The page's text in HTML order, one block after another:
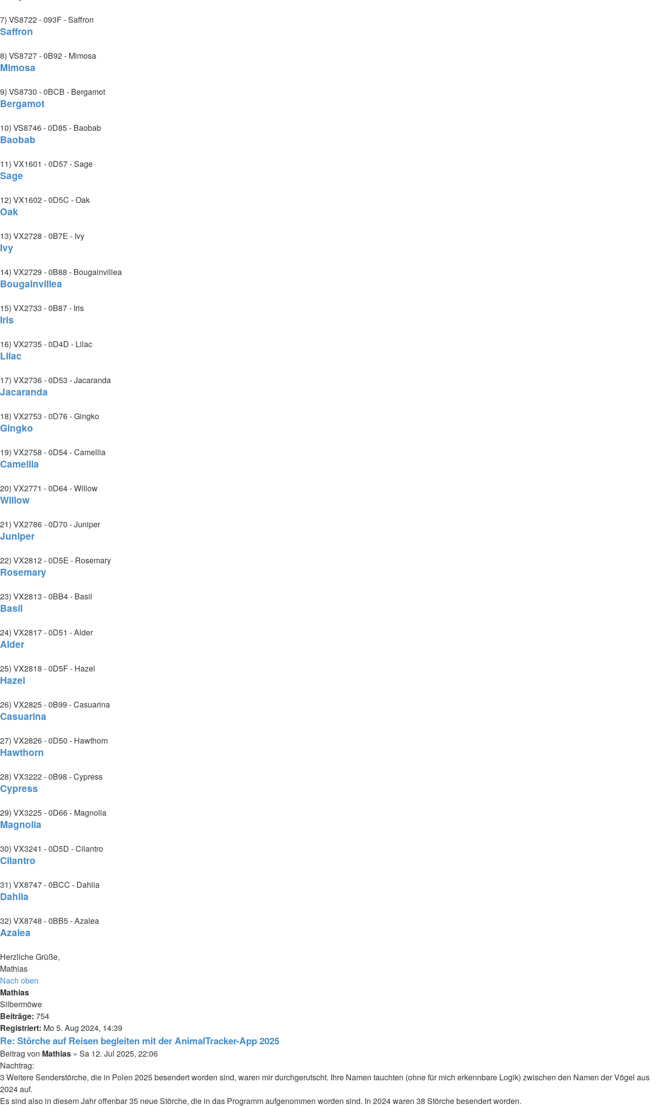
7) VS8722 - 093F - Saffron
Saffron
8) VS8727 - 0B92 - Mimosa
Mimosa
9) VS8730 - 0BCB - Bergamot
Bergamot
10) VS8746 - 0D85 - Baobab
Baobab
11) VX1601 - 0D57 - Sage
Sage
12) VX1602 - 0D5C - Oak
Oak
13) VX2728 - 0B7E - Ivy
Ivy
14) VX2729 - 0B88 - Bougainvillea
Bougainvillea
15) VX2733 - 0B87 - Iris
Iris
16) VX2735 - 0D4D - Lilac
Lilac
17) VX2736 - 0D53 - Jacaranda
Jacaranda
18) VX2753 - 0D76 - Gingko
Gingko
19) VX2758 - 0D54 - Camellia
Camellia
20) VX2771 - 0D64 - Willow
Willow
21) VX2786 - 0D70 - Juniper
Juniper
22) VX2812 - 0D5E - Rosemary
Rosemary
23) VX2813 - 0BB4 - Basil
Basil
24) VX2817 - 0D51 - Alder
Alder
25) VX2818 - 0D5F - Hazel
Hazel
26) VX2825 - 0B99 - Casuarina
Casuarina
27) VX2826 - 0D50 - Hawthorn
Hawthorn
28) VX3222 - 0B98 - Cypress
Cypress
29) VX3225 - 0D66 - Magnolia
Magnolia
30) VX3241 - 0D5D - Cilantro
Cilantro
31) VX8747 - 0BCC - Dahlia
Dahlia
32) VX8748 - 0BB5 - Azalea
Azalea
Herzliche Grüße,
Mathias
Nach oben
Mathias
Silbermöwe
Beiträge: 754
Registriert: Mo 5. Aug 2024, 14:39
Re: Störche auf Reisen begleiten mit der AnimalTracker-App 2025
Beitrag von Mathias » Sa 12. Jul 2025, 22:06
Nachtrag:
3 Weitere Senderstörche, die in Polen 2025 besendert worden sind, waren mir durchgerutscht. Ihre Namen tauchten (ohne für mich erkennbare Logik) zwischen den Namen der Vögel aus
2024 auf.
Es sind also in diesem Jahr offenbar 35 neue Störche, die in das Programm aufgenommen worden sind. In 2024 waren 38 Störche besendert worden.